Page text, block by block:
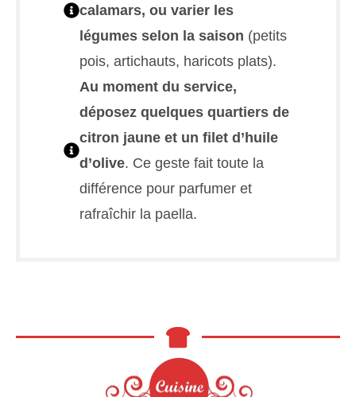
calamars, ou varier les
légumes selon la saison (petits
pois, artichauts, haricots plats).
Au moment du service,
déposez quelques quartiers de
citron jaune et un filet d’huile
d’olive. Ce geste fait toute la
différence pour parfumer et
rafraîchir la paella.